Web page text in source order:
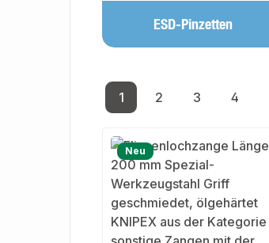
ESD-Pinzetten
Seite
1
Seite
2
Seite
3
Seite
4
Neu